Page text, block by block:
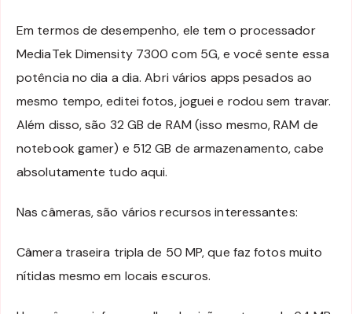
Em termos de desempenho, ele tem o processador
MediaTek Dimensity 7300 com 5G, e você sente essa
potência no dia a dia. Abri vários apps pesados ao
mesmo tempo, editei fotos, joguei e rodou sem travar.
Além disso, são 32 GB de RAM (isso mesmo, RAM de
notebook gamer) e 512 GB de armazenamento, cabe
absolutamente tudo aqui.
Nas câmeras, são vários recursos interessantes:
Câmera traseira tripla de 50 MP, que faz fotos muito
nítidas mesmo em locais escuros.